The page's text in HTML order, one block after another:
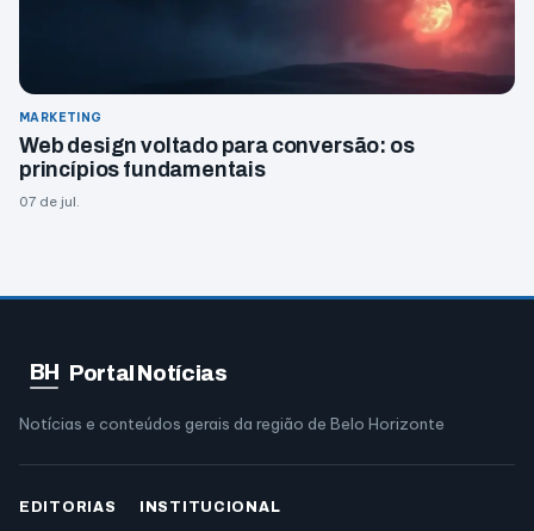
MARKETING
Web design voltado para conversão: os
princípios fundamentais
07 de jul.
BH Portal Notícias
Notícias e conteúdos gerais da região de Belo Horizonte
EDITORIAS INSTITUCIONAL